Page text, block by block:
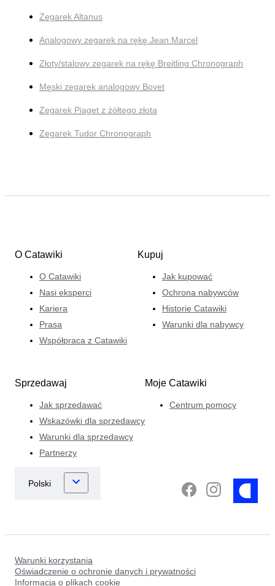
Zegarek Altanus
Analogowy zegarek na rękę Jean Marcel
Złoty/stalowy zegarek na rękę Breitling Chronograph
Męski zegarek analogowy Bovet
Zegarek Piaget z żółtego złota
Zegarek Tudor Chronograph
O Catawiki
O Catawiki
Nasi eksperci
Kariera
Prasa
Współpraca z Catawiki
Kupuj
Jak kupować
Ochrona nabywców
Historie Catawiki
Warunki dla nabywcy
Sprzedawaj
Jak sprzedawać
Wskazówki dla sprzedawcy
Warunki dla sprzedawcy
Partnerzy
Moje Catawiki
Centrum pomocy
Warunki korzystania
Oświadczenie o ochronie danych i prywatności
Informacja o plikach cookie